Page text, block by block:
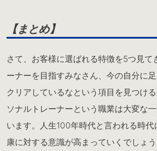
【まとめ】
さて、お客様に選ばれる特徴を5つ見て
ーナーを目指すみなさん、今の自分に
クリアしているなという項目を見つけ
ソナルトレーナーという職業は大変な
います。人生100年時代と言われる時
康に対する意識が高まっていくでしょ